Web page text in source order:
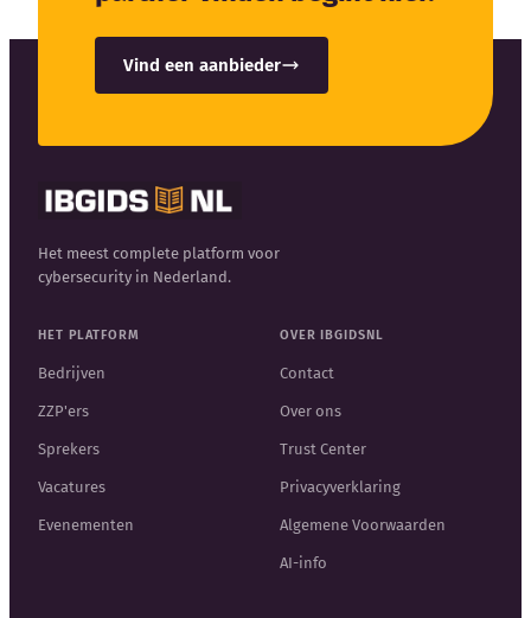
Vind een aanbieder
Het meest complete platform voor
cybersecurity in Nederland.
HET PLATFORM
Bedrijven
ZZP'ers
Sprekers
Vacatures
Evenementen
OVER IBGIDSNL
Contact
Over ons
Trust Center
Privacyverklaring
Algemene Voorwaarden
AI-info